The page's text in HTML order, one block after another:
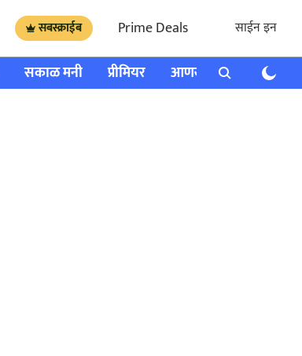
सबस्क्राईब Prime Deals साईन इन
सकाळ मनी प्रीमियर आणखी राशी भविष्य